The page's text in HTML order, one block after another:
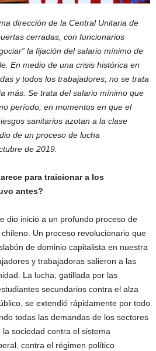
dirección de la Central Unitaria de
cerradas, con funcionarios
la fijación del salario mínimo de
En medio de una crisis histórica en
y todos los trabajadores, no se trata
más. Se trata del salario mínimo que
período, en momentos en que el
sanitarios azotan a la clase
de un proceso de lucha
de 2019.
para traicionar a los
antes?
dio inicio a un profundo proceso de
Un proceso revolucionario que
de dominio capitalista en nuestra
y trabajadoras salieron a las
La lucha, gatillada por las
secundarios contra el alza
se extendió rápidamente por todo
todas las demandas de los sectores
sociedad contra el sistema
contra el régimen político